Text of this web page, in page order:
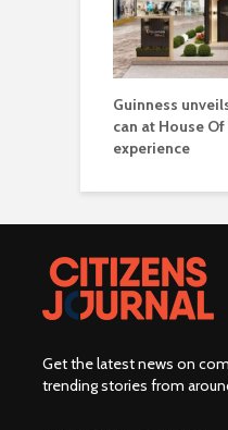
Guinness
can at House
experience
Get the latest news on
trending stories from